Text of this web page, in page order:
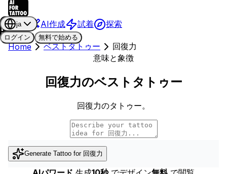
AI作成 試着 探索
ja
ログイン
無料で始める
Home ベストタトゥー
回復力
意味と象徴
回復力のベストタトゥー
回復力のタトゥー。
Generate Tattoo for 回復力